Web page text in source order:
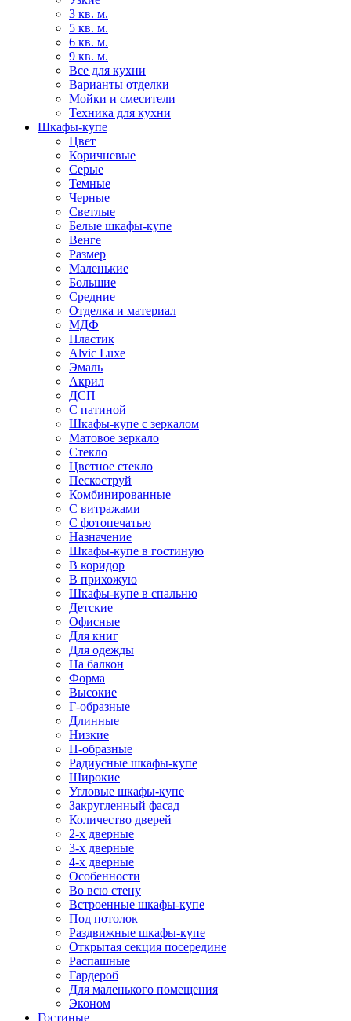
3 кв. м.
5 кв. м.
6 кв. м.
9 кв. м.
Все для кухни
Варианты отделки
Мойки и смесители
Техника для кухни
Шкафы-купе
Цвет
Коричневые
Серые
Темные
Черные
Светлые
Белые шкафы-купе
Венге
Размер
Маленькие
Большие
Средние
Отделка и материал
МДФ
Пластик
Alvic Luxe
Эмаль
Акрил
ДСП
С патиной
Шкафы-купе с зеркалом
Матовое зеркало
Стекло
Цветное стекло
Пескоструй
Комбинированные
С витражами
С фотопечатью
Назначение
Шкафы-купе в гостиную
В коридор
В прихожую
Шкафы-купе в спальню
Детские
Офисные
Для книг
Для одежды
На балкон
Форма
Высокие
Г-образные
Длинные
Низкие
П-образные
Радиусные шкафы-купе
Широкие
Угловые шкафы-купе
Закругленный фасад
Количество дверей
2-х дверные
3-х дверные
4-х дверные
Особенности
Во всю стену
Встроенные шкафы-купе
Под потолок
Раздвижные шкафы-купе
Открытая секция посередине
Распашные
Гардероб
Для маленького помещения
Эконом
Гостиные